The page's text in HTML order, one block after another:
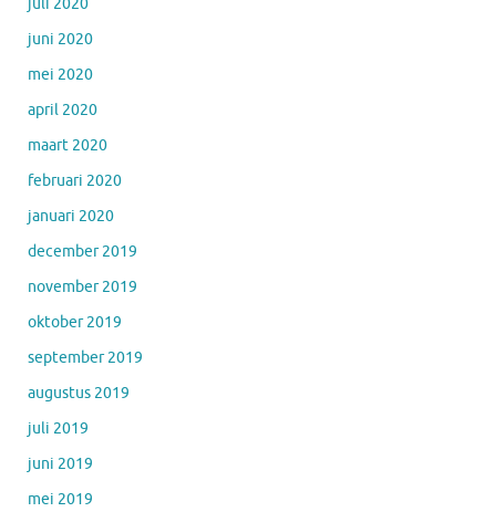
juni 2020
mei 2020
april 2020
maart 2020
februari 2020
januari 2020
december 2019
november 2019
oktober 2019
september 2019
augustus 2019
juli 2019
juni 2019
mei 2019